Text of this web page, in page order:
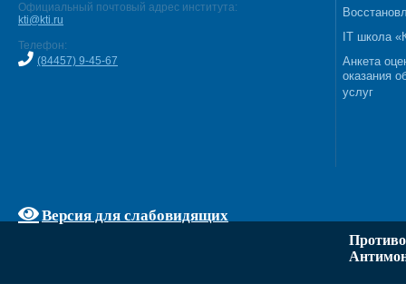
Официальный почтовый адрес института:
kti@kti.ru
Телефон:
(84457) 9-45-67
Версия для слабовидящих
IT школа
Анкета
оказания
услуг